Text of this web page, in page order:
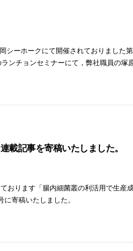
シーホークにて開催されておりました
ンチョンセミナーにて，弊社職員の塚
載記事を寄稿いたしました。
おります「腸内細菌叢の利活用で生産
寄稿いたしました。